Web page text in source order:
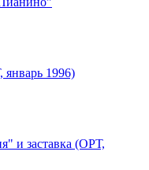
1996)
и заставка (ОРТ,